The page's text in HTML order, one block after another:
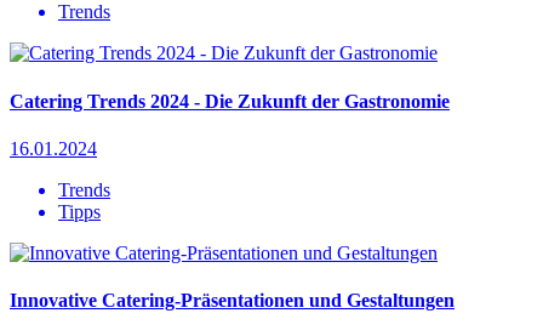
Trends
Catering Trends 2024 - Die Zukunft der Gastronomie
16.01.2024
Trends
Tipps
Innovative Catering-Präsentationen und Gestaltungen